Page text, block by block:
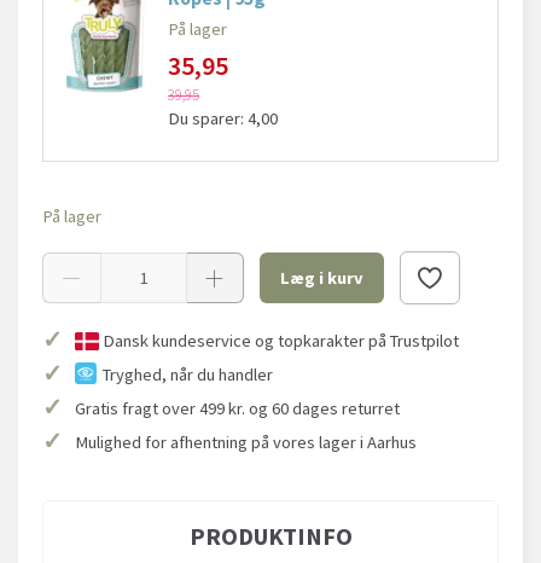
På lager
35,95
39,95
Du sparer: 4,00
På lager
Læg i kurv
✓ Dansk kundeservice og topkarakter på Trustpilot
✓ Tryghed, når du handler
✓ Gratis fragt over 499 kr. og 60 dages returret
✓ Mulighed for afhentning på vores lager i Aarhus
PRODUKTINFO